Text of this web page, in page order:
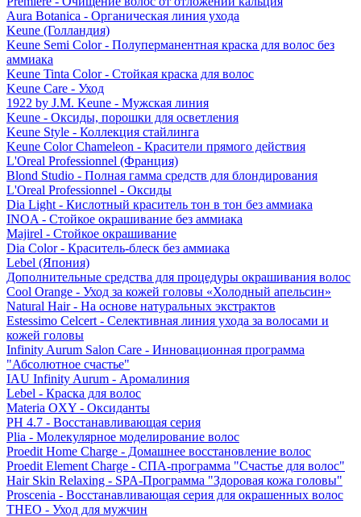
Aura Botanica - Органическая линия ухода
Keune (Голландия)
Keune Semi Color - Полуперманентная краска для волос без
аммиака
Keune Tinta Color - Стойкая краска для волос
Keune Care - Уход
1922 by J.M. Keune - Мужская линия
Keune - Оксиды, порошки для осветления
Keune Style - Коллекция стайлинга
Keune Color Chameleon - Красители прямого действия
L'Oreal Professionnel (Франция)
Blond Studio - Полная гамма средств для блондирования
L'Oreal Professionnel - Оксиды
Dia Light - Кислотный краситель тон в тон без аммиака
INOA - Стойкое окрашивание без аммиака
Majirel - Стойкое окрашивание
Dia Color - Краситель-блеск без аммиака
Lebel (Япония)
Дополнительные средства для процедуры окрашивания волос
Cool Orange - Уход за кожей головы «Холодный апельсин»
Natural Hair - На основе натуральных экстрактов
Estessimo Celcert - Селективная линия ухода за волосами и
кожей головы
Infinity Aurum Salon Care - Инновационная программа
"Абсолютное счастье"
IAU Infinity Aurum - Аромалиния
Lebel - Краска для волос
Materia OXY - Оксиданты
PH 4.7 - Восстанавливающая серия
Plia - Молекулярное моделирование волос
Proedit Home Charge - Домашнее восстановление волос
Proedit Element Charge - СПА-программа "Счастье для волос"
Hair Skin Relaxing - SPA-Программа "Здоровая кожа головы"
Proscenia - Восстанавливающая серия для окрашенных волос
THEO - Уход для мужчин